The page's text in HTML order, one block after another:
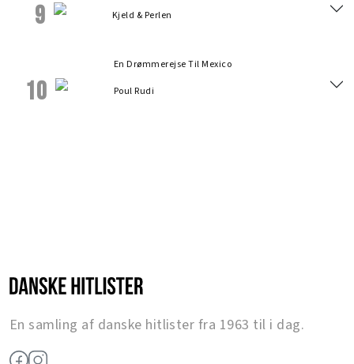
9
Kjeld & Perlen
10
En Drømmerejse Til Mexico
Poul Rudi
En samling af danske hitlister fra 1963 til i dag.